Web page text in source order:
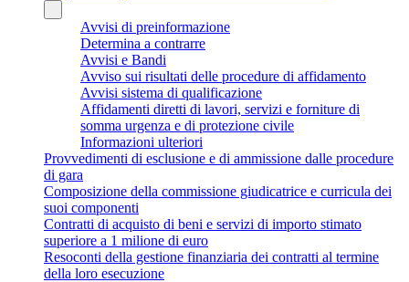
Avvisi di preinformazione
Determina a contrarre
Avvisi e Bandi
Avviso sui risultati delle procedure di affidamento
Avvisi sistema di qualificazione
Affidamenti diretti di lavori, servizi e forniture di
somma urgenza e di protezione civile
Informazioni ulteriori
Provvedimenti di esclusione e di ammissione dalle procedure
di gara
Composizione della commissione giudicatrice e curricula dei
suoi componenti
Contratti di acquisto di beni e servizi di importo stimato
superiore a 1 milione di euro
Resoconti della gestione finanziaria dei contratti al termine
della loro esecuzione